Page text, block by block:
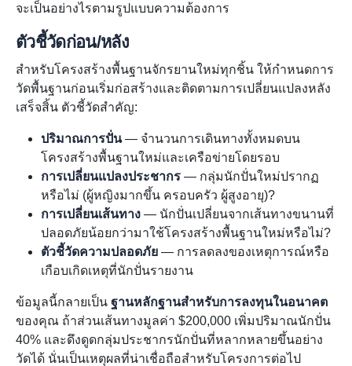
จะเป็นอย่างไรตามรูปแบบความต้องการ
ตัวชี้วัดก่อน/หลัง
สำหรับโครงสร้างพื้นฐานจักรยานใหม่ทุกชิ้น ให้กำหนดการ
วัดพื้นฐานก่อนเริ่มก่อสร้างและติดตามการเปลี่ยนแปลงหลัง
เสร็จสิ้น ตัวชี้วัดสำคัญ:
ปริมาณการปั่น— จำนวนการเดินทางทั้งหมดบน
โครงสร้างพื้นฐานใหม่และเครือข่ายโดยรอบ
การเปลี่ยนแปลงประชากร — กลุ่มนักปั่นใหม่ปรากฏ
หรือไม่ (ผู้หญิงมากขึ้น ครอบครัว ผู้สูงอายุ)?
การเปลี่ยนเส้นทาง — นักปั่นเปลี่ยนจากเส้นทางขนานที่
ปลอดภัยน้อยกว่ามาใช้โครงสร้างพื้นฐานใหม่หรือไม่?
ตัวชี้วัดความปลอดภัย — การลดลงของเหตุการณ์หรือ
เกือบเกิดเหตุที่นักปั่นรายงาน
ข้อมูลนี้กลายเป็น ฐานหลักฐานสำหรับการลงทุนในอนาคต
ของคุณ ถ้าส่วนเส้นทางมูลค่า $200,000 เพิ่มปริมาณนักปั่น
40% และดึงดูดกลุ่มประชากรนักปั่นที่หลากหลายขึ้นอย่าง
วัดได้ นั่นเป็นเหตุผลที่น่าเชื่อถือสำหรับโครงการต่อไป